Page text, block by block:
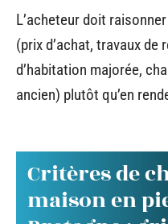
L’acheteur doit
(prix d’achat, travaux
d’habitation majorée,
ancien) plutôt qu’en
Critères de
maison en